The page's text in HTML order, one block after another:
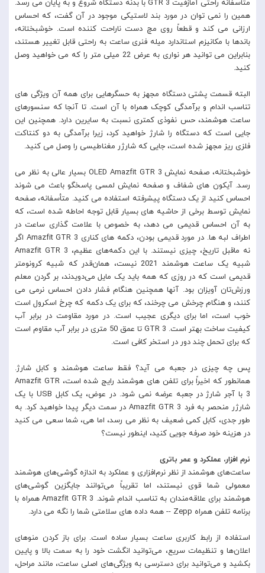
متاسفانه راحتی آمازفیت GTR 3 با بدنه دستگاه شروع و به پایان می رسد.
همین را نمی توان در مورد بند لاستیکی موجود در آن گفت، که احساس
ارزانی می کند و قطعاً روی مچ دست ناراحت کننده است. خوشبختانه،
باندها با مکانیزم استاندارد میله فنری ساعت به راحتی قابل تغییر هستند،
بنابراین می توانید هر نواری به عرض 22 میلی متر را که می خواهید وصل
کنید.
البته قسمت پشتی دستگاه مجهز به حسگرهایی برای همه آن ویژگی های
تناسب اندام و برآمدگی کوچک همراه با آن است. تا آنجا که سنسورهای
ساعت هوشمند، حس نفوذی کمتری نسبت به سایرین دارد. همچنین این
جایی است که دستگاه را شارژ خواهید کرد، زیرا برآمدگی به دو کنتاکت
فلزی ریز مجهز شده است، جایی که شارژر مغناطیسی را وصل می کنید.
خوشبختانه، صفحه نمایش OLED Amazfit GTR 3 بسیار عالی به نظر می
رسد. آیکون های شفاف و صفحه نمایش لمسی پاسخگو باعث می شوند
احساس کنید از یک دستگاه پیشرفته استفاده می کنید. متأسفانه، صفحه
نمایش توسط برخی از حاشیه های بسیار قابل توجه احاطه شده است، که
به آن احساس قدیمی می دهد، به خصوص با علامت گذاری ساعت در
اطراف لبه ها. در مورد قدیمی بودن، دکمه های کناری Amazfit GTR 3 اگر
نه ماقبل تاریخ، چیزی نیستند. با این دکمه‌های عظیم، Amazfit GTR 3
شبیه یک ساعت هوشمند 2021 نیست، همان‌قدر که شبیه کرونومتر
قدیمی است که در روزی که همه باید یک مایل می‌دویدند، بر گردن معلم
ورزش‌تان آویزان بود. آنها همچنین هنگام فشار دادن احساس نرمی می
کنند، و هنگام چرخش می چرخند، که برای یک دکمه که چرخ اسکرول است
خوب است، اما برای دیگری عجیب است. در مورد مقاومت در برابر آب
کیفیت ساخت بهتر است. GTR 3 تا عمق 50 متری در برابر آب مقاوم است
که برای تحمل چند دور در استخر کافی است.
پس چه چیزی در جعبه می آید؟ فقط ساعت هوشمند و کابل شارژ.
همانطور که اخیراً برای تلفن های هوشمند رایج شده است، Amazfit GTR
3 با آجر شارژ در جعبه عرضه نمی شود. در عوض، یک کابل USB با یک
شارژر منحصر به فرد Amazfit GTR 3 در سمت دیگر پیدا خواهید کرد. به
طور جدی، کابل کمی ضعیف به نظر می رسد، اما هی، شما سعی می کنید
در هزینه خود صرفه جویی کنید، اینطور نیست؟
نرم افزار، عملکرد و عمر باتری
ساعت‌های هوشمند از نظر نرم‌افزاری و عملکرد به اندازه گوشی‌های هوشمند
معمولی شما قوی نیستند، اما تقریباً می‌توانند جایگزین گوشی‌های
هوشمند برای علاقه‌مندان به تناسب اندام شوند. Amazfit GTR 3 همراه با
برنامه تلفن همراه Zepp -- همه داده های سلامتی شما را نگه می دارد.
استفاده از رابط کاربری ساعت بسیار ساده است. برای باز کردن منوهای
اعلان‌ها و تنظیمات سریع، می‌توانید انگشت خود را به سمت بالا و پایین
بکشید و می‌توانید برای دسترسی به ویژگی‌های اصلی ساعت، مانند مراحل،